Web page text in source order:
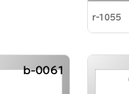
r-1055
b-0061